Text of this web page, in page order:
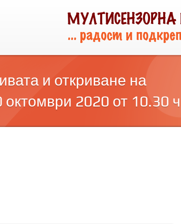
и откриване на
2020 от 10.30